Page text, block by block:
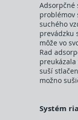
Adsorpčné
problémov
suchého
prevádzku
môže vo
Rad
preukázala
suší
možno
Systém